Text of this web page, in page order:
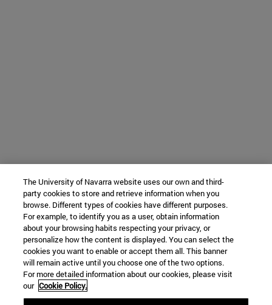
The University of Navarra website uses our own and third-
party cookies to store and retrieve information when you
browse. Different types of cookies have different purposes.
For example, to identify you as a user, obtain information
about your browsing habits respecting your privacy, or
personalize how the content is displayed. You can select the
cookies you want to enable or accept them all. This banner
will remain active until you choose one of the two options.
For more detailed information about our cookies, please visit
our Cookie Policy.